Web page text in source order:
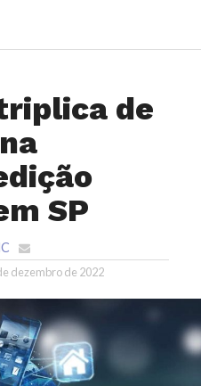
de
SP
dezembro de 2022